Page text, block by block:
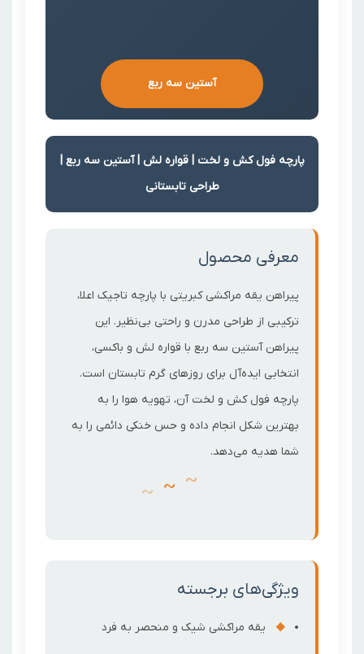
پارچه فول کش و لخت | قواره لش | آستین سه ربع |
طراحی تابستانی
معرفی محصول
پیراهن یقه مراکشی کبریتی با پارچه تاجیک اعلا،
ترکیبی از طراحی مدرن و راحتی بی‌نظیر. این
پیراهن آستین سه ربع با قواره لش و باکسی،
انتخابی ایده‌آل برای روزهای گرم تابستان است.
پارچه فول کش و لخت آن، تهویه هوا را به
بهترین شکل انجام داده و حس خنکی دائمی را به
شما هدیه می‌دهد.
~
~
ویژگی‌های برجسته
یقه مراکشی شیک و منحصر به فرد